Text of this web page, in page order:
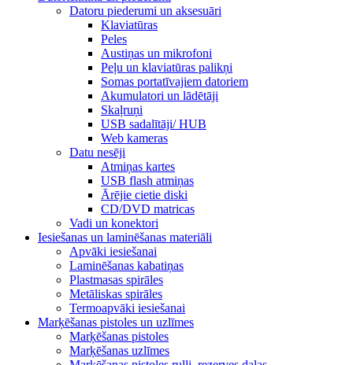
Datoru piederumi un aksesuāri
Klaviatūras
Peles
Austiņas un mikrofoni
Peļu un klaviatūras palikņi
Somas portatīvajiem datoriem
Akumulatori un lādētāji
Skaļruņi
USB sadalītāji/ HUB
Web kameras
Datu nesēji
Atmiņas kartes
USB flash atmiņas
Ārējie cietie diski
CD/DVD matricas
Vadi un konektori
Iesiešanas un laminēšanas materiāli
Apvāki iesiešanai
Laminēšanas kabatiņas
Plastmasas spirāles
Metāliskas spirāles
Termoapvāki iesiešanai
Marķēšanas pistoles un uzlīmes
Marķēšanas pistoles
Marķēšanas uzlīmes